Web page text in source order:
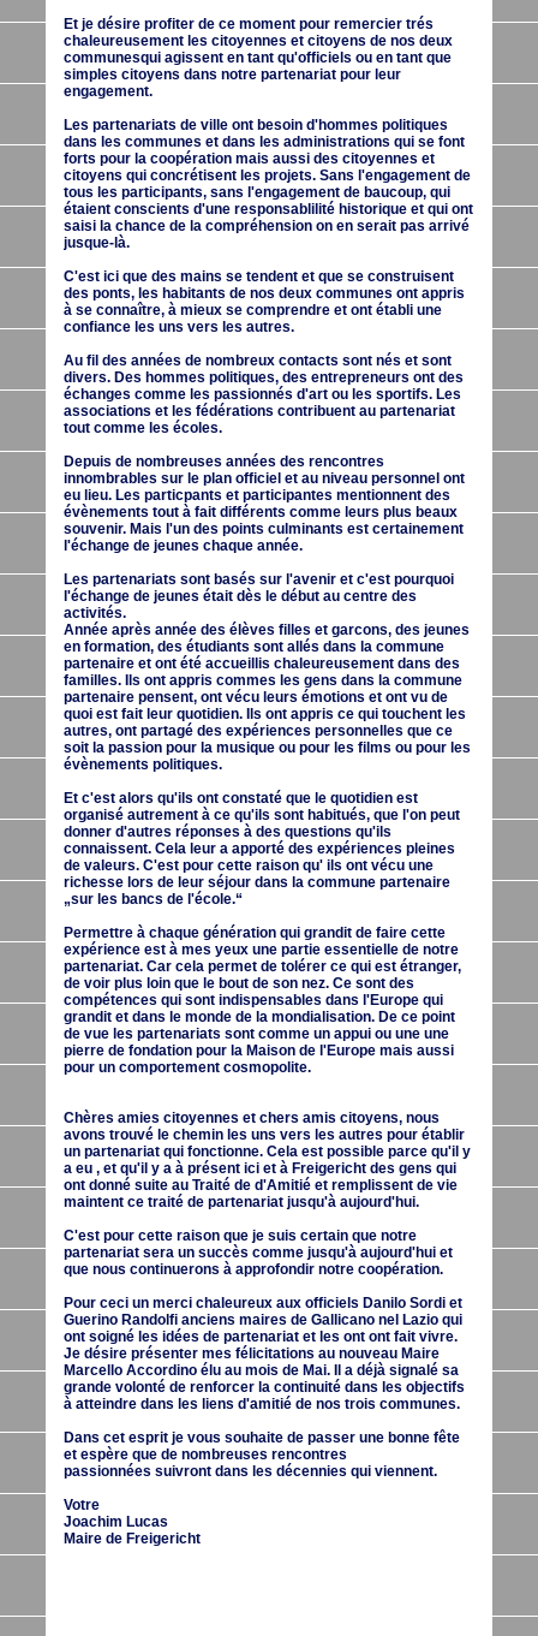
Et je désire profiter de ce moment pour remercier trés
chaleureusement les citoyennes et citoyens de nos deux
communesqui agissent en tant qu'officiels ou en tant que
simples citoyens dans notre partenariat pour leur
engagement.
Les partenariats de ville ont besoin d'hommes politiques
dans les communes et dans les administrations qui se font
forts pour la coopération mais aussi des citoyennes et
citoyens qui concrétisent les projets. Sans l'engagement de
tous les participants, sans l'engagement de baucoup, qui
étaient conscients d'une responsablilité historique et qui ont
saisi la chance de la compréhension on en serait pas arrivé
jusque-là.
C'est ici que des mains se tendent et que se construisent
des ponts, les habitants de nos deux communes ont appris
à se connaître, à mieux se comprendre et ont établi une
confiance les uns vers les autres.
Au fil des années de nombreux contacts sont nés et sont
divers. Des hommes politiques, des entrepreneurs ont des
échanges comme les passionnés d'art ou les sportifs. Les
associations et les fédérations contribuent au partenariat
tout comme les écoles.
Depuis de nombreuses années des rencontres
innombrables sur le plan officiel et au niveau personnel ont
eu lieu. Les particpants et participantes mentionnent des
évènements tout à fait différents comme leurs plus beaux
souvenir. Mais l'un des points culminants est certainement
l'échange de jeunes chaque année.
Les partenariats sont basés sur l'avenir et c'est pourquoi
l'échange de jeunes était dès le début au centre des
activités.
Année après année des élèves filles et garcons, des jeunes
en formation, des étudiants sont allés dans la commune
partenaire et ont été accueillis chaleureusement dans des
familles. Ils ont appris commes les gens dans la commune
partenaire pensent, ont vécu leurs émotions et ont vu de
quoi est fait leur quotidien. Ils ont appris ce qui touchent les
autres, ont partagé des expériences personnelles que ce
soit la passion pour la musique ou pour les films ou pour les
évènements politiques.
Et c'est alors qu'ils ont constaté que le quotidien est
organisé autrement à ce qu'ils sont habitués, que l'on peut
donner d'autres réponses à des questions qu'ils
connaissent. Cela leur a apporté des expériences pleines
de valeurs. C'est pour cette raison qu' ils ont vécu une
richesse lors de leur séjour dans la commune partenaire
„sur les bancs de l'école.“
Permettre à chaque génération qui grandit de faire cette
expérience est à mes yeux une partie essentielle de notre
partenariat. Car cela permet de tolérer ce qui est étranger,
de voir plus loin que le bout de son nez. Ce sont des
compétences qui sont indispensables dans l'Europe qui
grandit et dans le monde de la mondialisation. De ce point
de vue les partenariats sont comme un appui ou une une
pierre de fondation pour la Maison de l'Europe mais aussi
pour un comportement cosmopolite.
Chères amies citoyennes et chers amis citoyens, nous
avons trouvé le chemin les uns vers les autres pour établir
un partenariat qui fonctionne. Cela est possible parce qu'il y
a eu , et qu'il y a à présent ici et à Freigericht des gens qui
ont donné suite au Traité de d'Amitié et remplissent de vie
maintent ce traité de partenariat jusqu'à aujourd'hui.
C'est pour cette raison que je suis certain que notre
partenariat sera un succès comme jusqu'à aujourd'hui et
que nous continuerons à approfondir notre coopération.
Pour ceci un merci chaleureux aux officiels Danilo Sordi et
Guerino Randolfi anciens maires de Gallicano nel Lazio qui
ont soigné les idées de partenariat et les ont ont fait vivre.
Je désire présenter mes félicitations au nouveau Maire
Marcello Accordino élu au mois de Mai. Il a déjà signalé sa
grande volonté de renforcer la continuité dans les objectifs
à atteindre dans les liens d'amitié de nos trois communes.
Dans cet esprit je vous souhaite de passer une bonne fête
et espère que de nombreuses rencontres
passionnées suivront dans les décennies qui viennent.
Votre
Joachim Lucas
Maire de Freigericht